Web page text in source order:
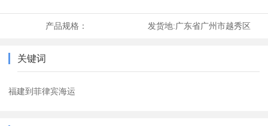
产品规格： 发货地:广东省广州市越秀区
关键词
福建到菲律宾海运